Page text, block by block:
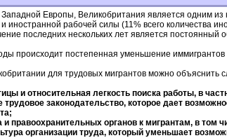
Европы, Великобритания является одним
иностранной рабочей силы (11% всего количества
последних нескольких лет является
происходит постепенная уменьшение
для трудовых мигрантов можно
и относительная легкость поиска работы, в
трудовое законодательство, которое дает
и правоохранительных органов к мигрантам, в том
организации труда, который уменьшает